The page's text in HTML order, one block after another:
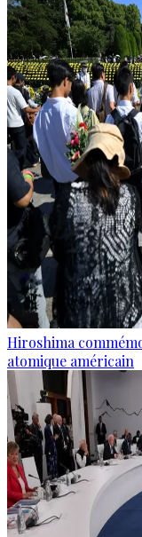
Hiroshima
atomique américain